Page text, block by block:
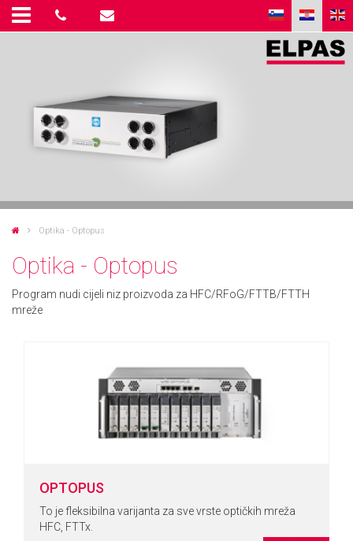
Optika - Optopus
Optika - Optopus
Program nudi cijeli niz proizvoda za HFC/RFoG/FTTB/FTTH
mreže
OPTOPUS
To je fleksibilna varijanta za sve vrste optičkih mreža
HFC, FTTx.